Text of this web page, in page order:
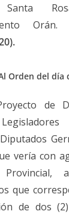
Santa
Orán.
Orden del día
de
vería con
que
de dos